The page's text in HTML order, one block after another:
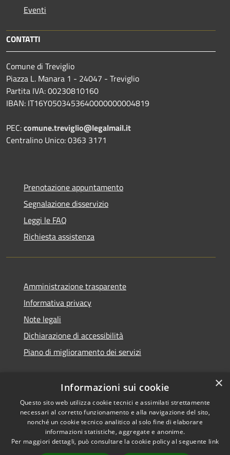
Eventi
CONTATTI
Comune di Treviglio
Piazza L. Manara 1 - 24047 - Treviglio
Partita IVA: 00230810160
IBAN: IT16Y0503453640000000004819
PEC:comune.treviglio@legalmail.it
Centralino Unico: 0363 3171
Prenotazione appuntamento
Segnalazione disservizio
Leggi le FAQ
Richiesta assistenza
Amministrazione trasparente
Informativa privacy
Note legali
Dichiarazione di accessibilità
Piano di miglioramento dei servizi
RSS
Accessibilità
Privacy
Cookie
Copyright © 2026 • Comune di
Treviglio • Powered by
Municipium•Accesso
redazione
×
Informazioni sui cookie
Questo sito web utilizza cookie tecnici e assimilati strettamente
necessari al corretto funzionamento e alla navigazione del sito,
nonché un cookie tecnico analitico al solo fine di elaborare
informazioni statistiche, aggregate e anonime.
Per maggiori dettagli, può consultare la cookie policy al seguente link